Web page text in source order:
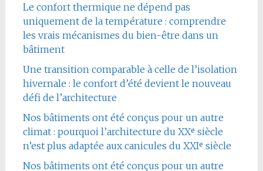
Le confort thermique ne dépend pas
uniquement de la température : comprendre
les vrais mécanismes du bien-être dans un
bâtiment
Une transition comparable à celle de l’isolation
hivernale : le confort d’été devient le nouveau
défi de l’architecture
Nos bâtiments ont été conçus pour un autre
climat : pourquoi l’architecture du XXᵉ siècle
n’est plus adaptée aux canicules du XXIᵉ siècle
Nos bâtiments ont été conçus pour un autre